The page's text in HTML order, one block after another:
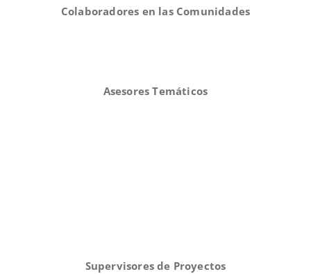
Colaboradores en las Comunidades
Asesores Temáticos
Supervisores de Proyectos